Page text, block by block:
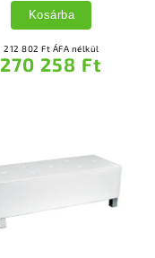
212 802 Ft ÁFA nélkül
270 258 Ft
Kosárba